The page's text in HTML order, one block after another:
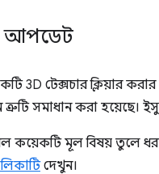
আপডেট
3D টেক্সচার ক্লিয়ার
সমাধান করা হয়েছে।
কয়েকটি মূল বিষয় তুলে
দেখুন।